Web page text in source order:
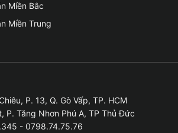
lắp Combo giá nóc + 2 thanh ngang cho
Miền Bắc
Miền Trung
P. 13, Q. Gò Vấp, TP. HCM
P. Tăng Nhơn Phú A, TP Thủ Đức
- 0798.74.75.76